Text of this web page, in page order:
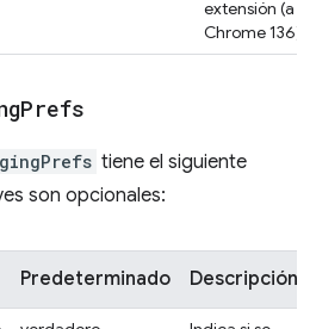
extensión (a
Chrome 136).
Prefs
tiene el siguiente
son opcionales:
Predeterminado Descripción